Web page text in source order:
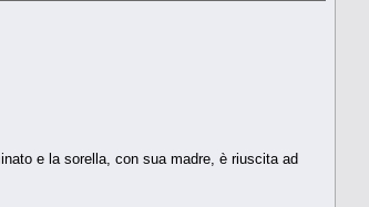
e la sorella, con sua madre, è riuscita ad